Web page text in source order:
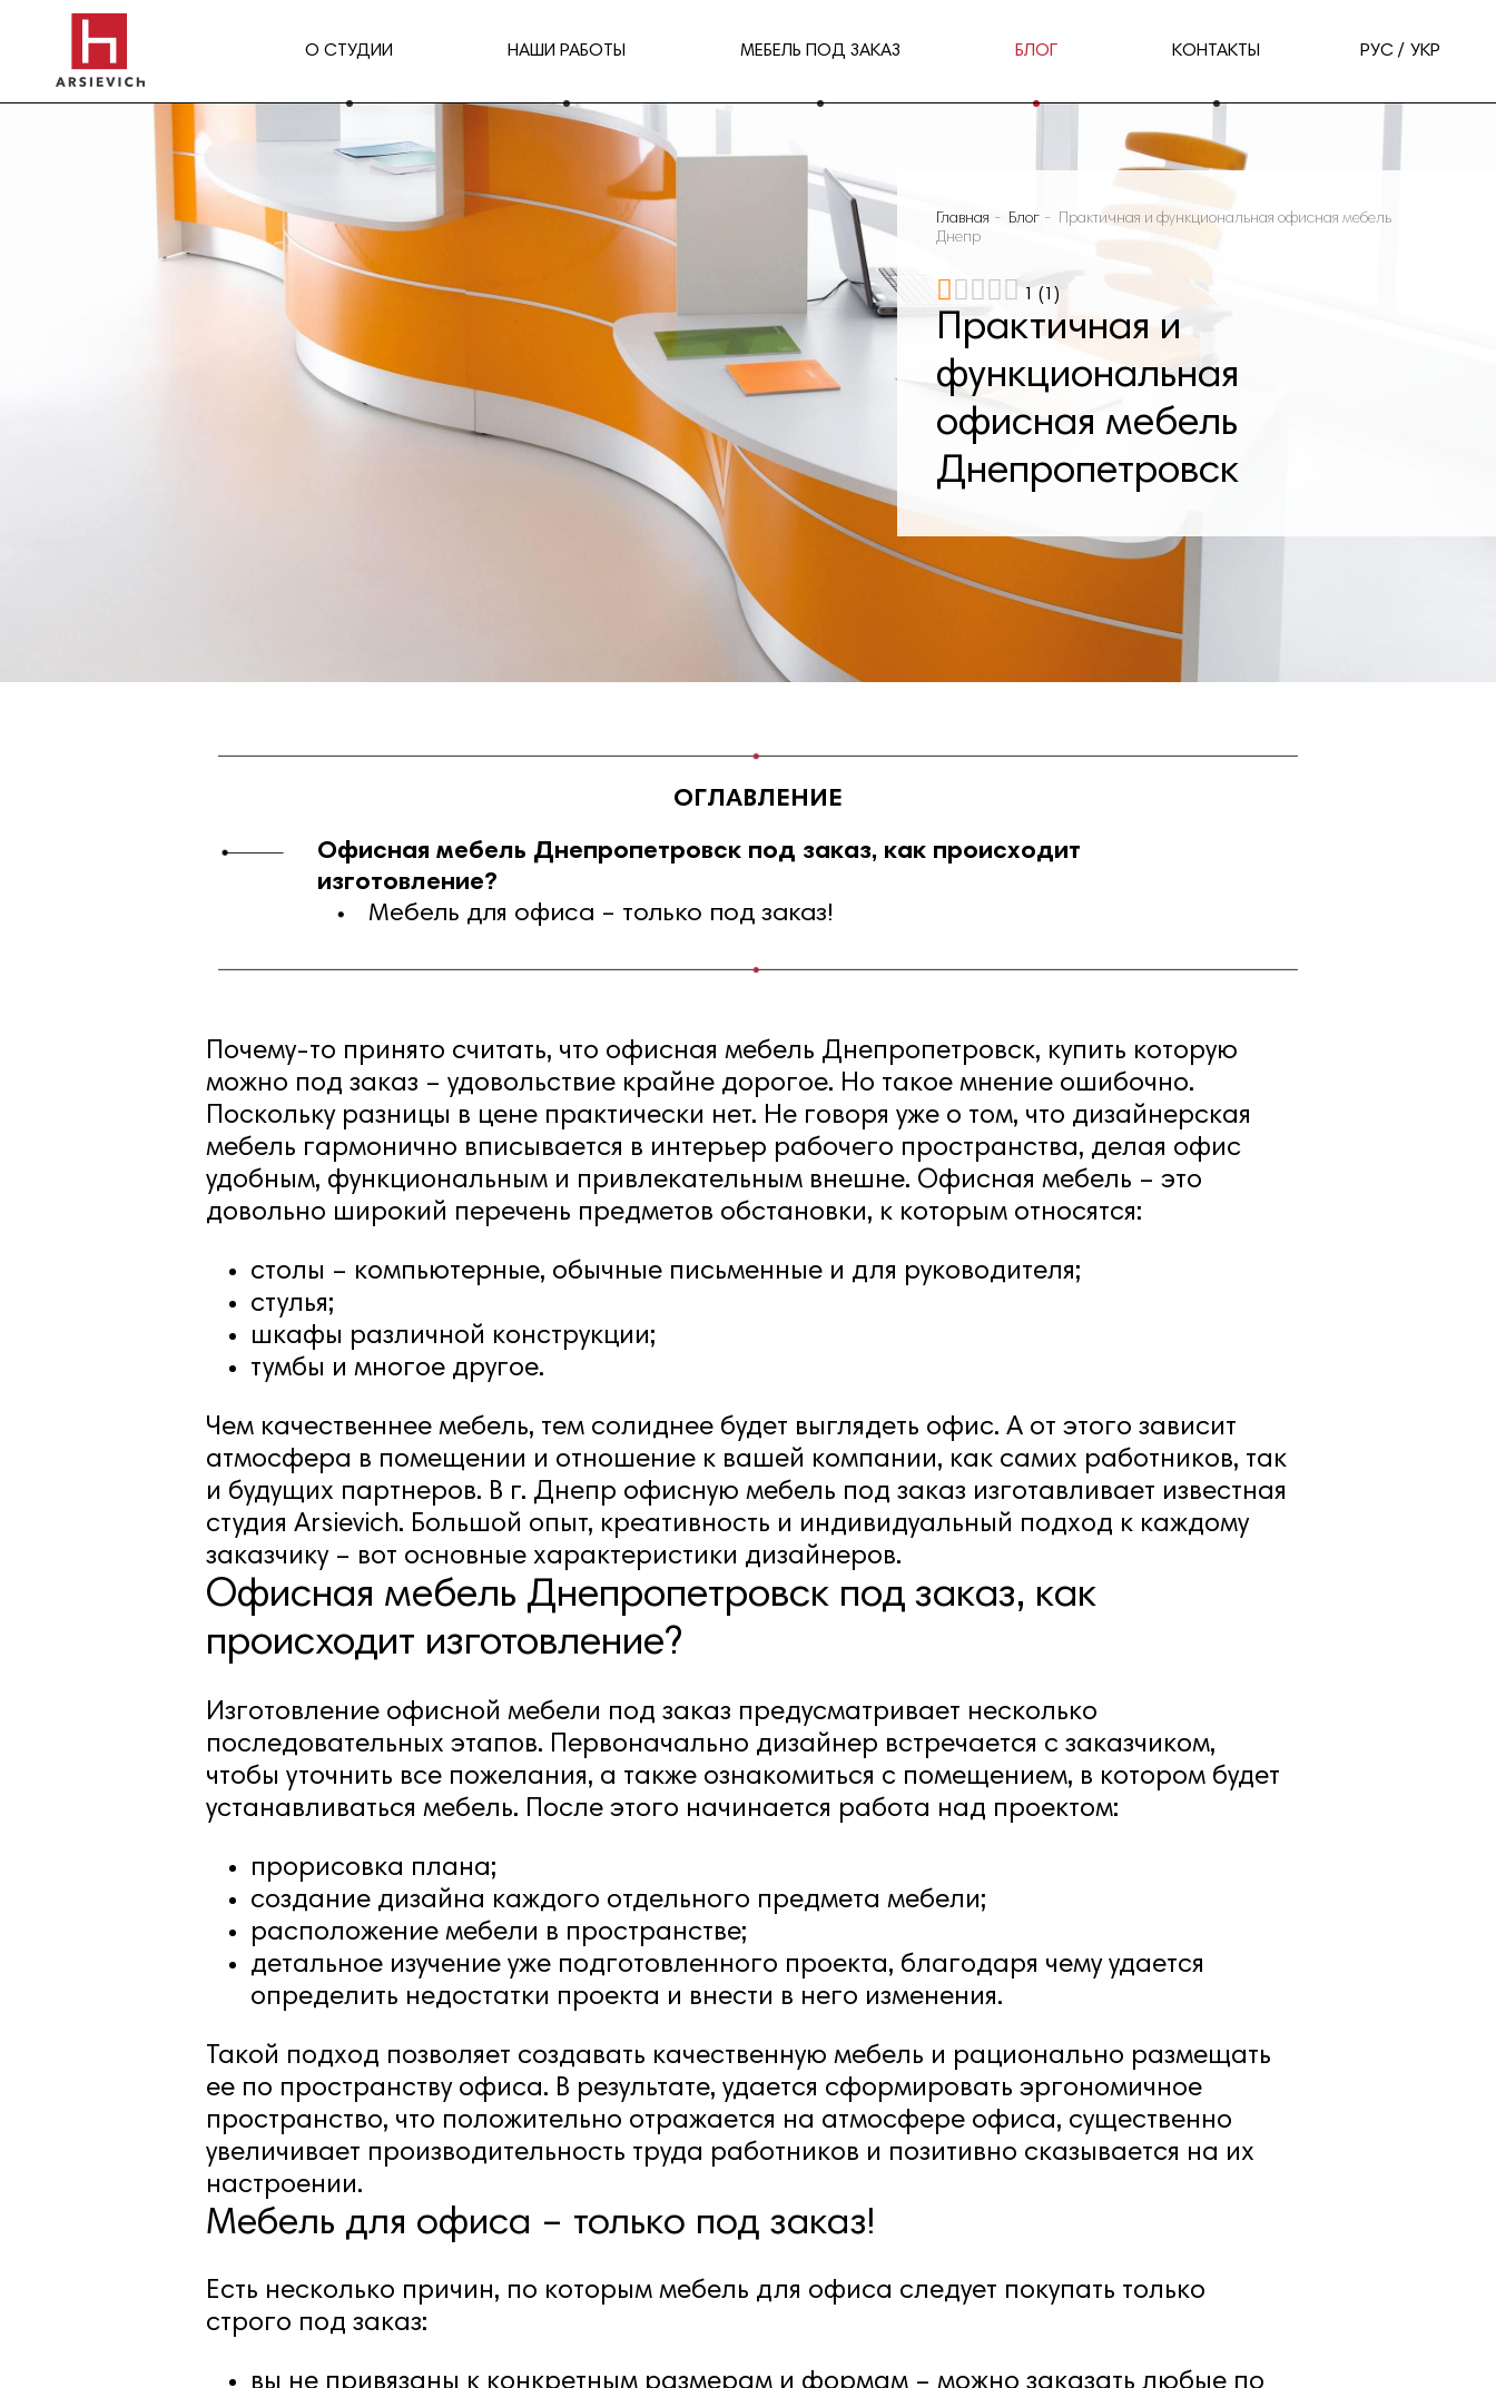
О СТУДИИ НАШИ РАБОТЫ МЕБЕЛЬ ПОД ЗАКАЗ БЛОГ КОНТАКТЫ РУС УКР
Главная Блог
Практичная и функциональная офисная мебель
Днепр
1 (1 )
Практичная и
функциональная
офисная мебель
Днепропетровск
ОГЛАВЛЕНИЕ
Офисная мебель Днепропетровск под заказ, как происходит
изготовление?
Мебель для офиса – только под заказ!
Почему-то принято считать, что офисная мебель Днепропетровск, купить которую
можно под заказ – удовольствие крайне дорогое. Но такое мнение ошибочно.
Поскольку разницы в цене практически нет. Не говоря уже о том, что дизайнерская
мебель гармонично вписывается в интерьер рабочего пространства, делая офис
удобным, функциональным и привлекательным внешне. Офисная мебель – это
довольно широкий перечень предметов обстановки, к которым относятся:
столы – компьютерные, обычные письменные и для руководителя;
стулья;
шкафы различной конструкции;
тумбы и многое другое.
Чем качественнее мебель, тем солиднее будет выглядеть офис. А от этого зависит
атмосфера в помещении и отношение к вашей компании, как самих работников, так
и будущих партнеров. В г. Днепр офисную мебель под заказ изготавливает известная
студия Arsievich. Большой опыт, креативность и индивидуальный подход к каждому
заказчику – вот основные характеристики дизайнеров.
Офисная мебель Днепропетровск под заказ, как
происходит изготовление?
Изготовление офисной мебели под заказ предусматривает несколько
последовательных этапов. Первоначально дизайнер встречается с заказчиком,
чтобы уточнить все пожелания, а также ознакомиться с помещением, в котором будет
устанавливаться мебель. После этого начинается работа над проектом:
прорисовка плана;
создание дизайна каждого отдельного предмета мебели;
расположение мебели в пространстве;
детальное изучение уже подготовленного проекта, благодаря чему удается
определить недостатки проекта и внести в него изменения.
Такой подход позволяет создавать качественную мебель и рационально размещать
ее по пространству офиса. В результате, удается сформировать эргономичное
пространство, что положительно отражается на атмосфере офиса, существенно
увеличивает производительность труда работников и позитивно сказывается на их
настроении.
Мебель для офиса – только под заказ!
Есть несколько причин, по которым мебель для офиса следует покупать только
строго под заказ:
вы не привязаны к конкретным размерам и формам – можно заказать любые по